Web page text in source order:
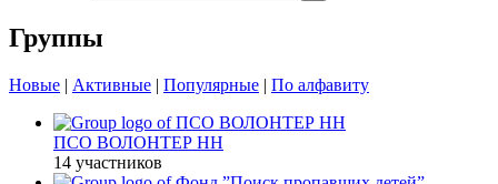
Группы
Новые | Активные | Популярные | По алфавиту
ПСО ВОЛОНТЕР НН
14 участников